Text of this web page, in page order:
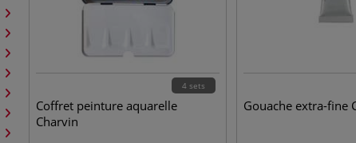
4 sets
Coffret peinture aquarelle
Charvin
Gouache extra-fine